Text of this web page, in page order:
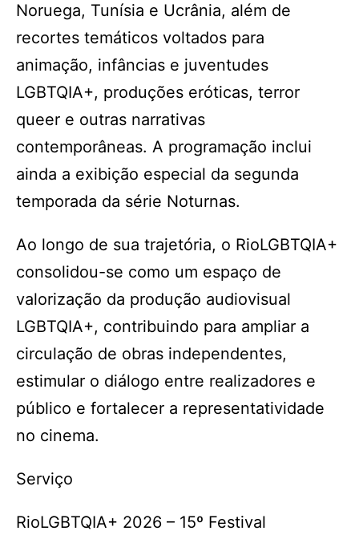
Noruega, Tunísia e Ucrânia, além de
recortes temáticos voltados para
animação, infâncias e juventudes
LGBTQIA+, produções eróticas, terror
queer e outras narrativas
contemporâneas. A programação inclui
ainda a exibição especial da segunda
temporada da série Noturnas.
Ao longo de sua trajetória, o RioLGBTQIA+
consolidou-se como um espaço de
valorização da produção audiovisual
LGBTQIA+, contribuindo para ampliar a
circulação de obras independentes,
estimular o diálogo entre realizadores e
público e fortalecer a representatividade
no cinema.
Serviço
RioLGBTQIA+ 2026 – 15º Festival